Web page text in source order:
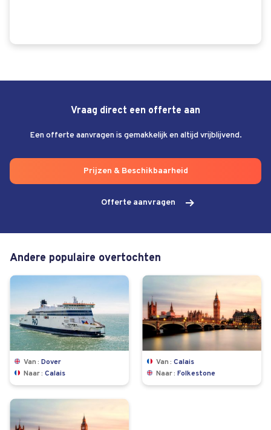
Vraag direct een offerte aan
Een offerte aanvragen is gemakkelijk en altijd vrijblijvend.
Prijzen & Beschikbaarheid
Offerte aanvragen
Andere populaire overtochten
Van
Dover
Naar
Calais
Van
Calais
Naar
Folkestone